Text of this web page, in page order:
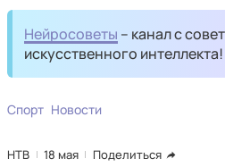
Нейросоветы – канал с
искусственного интеллекта!
Спорт Новости
НТВ 18 мая Поделиться